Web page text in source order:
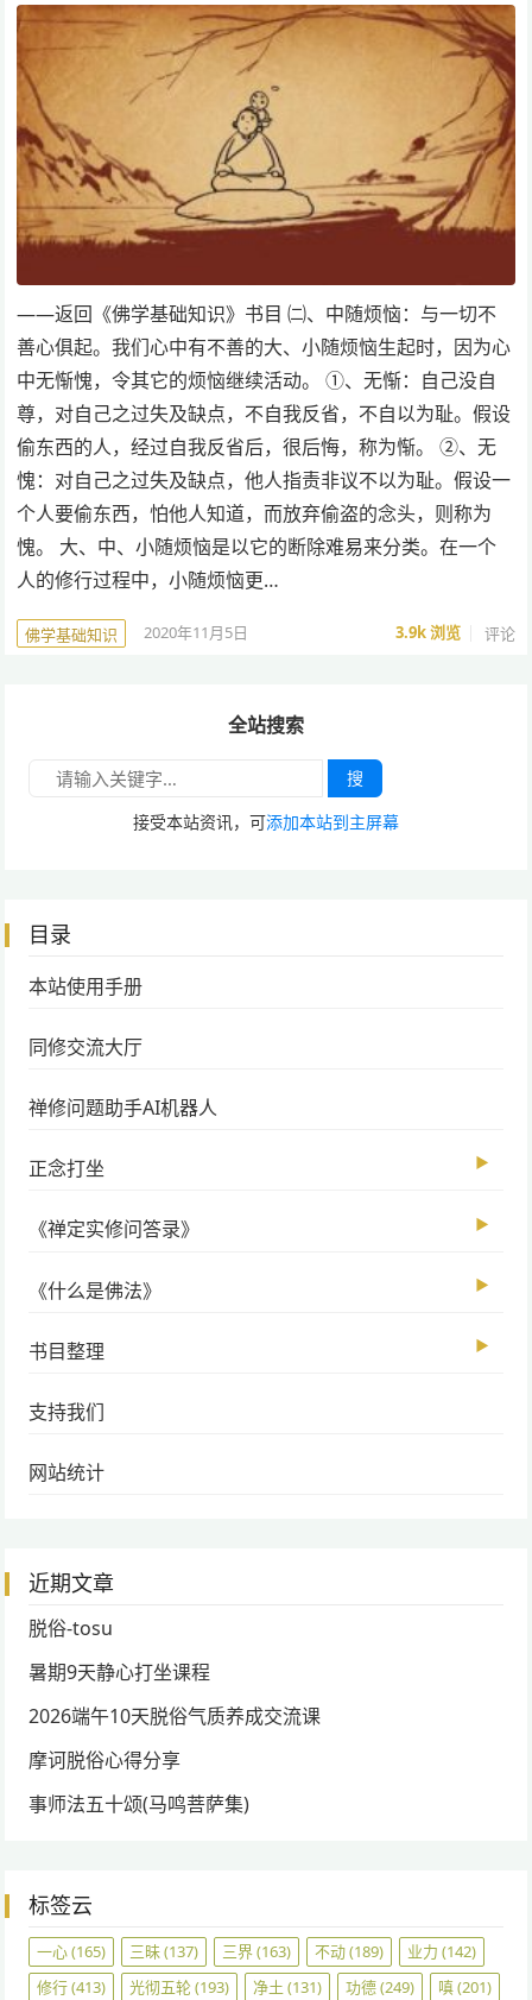
——返回《佛学基础知识》书目 ㈡、中随烦恼：与一切不
善心俱起。我们心中有不善的大、小随烦恼生起时，因为心
中无惭愧，令其它的烦恼继续活动。 ①、无惭：自己没自
尊，对自己之过失及缺点，不自我反省，不自以为耻。假设
偷东西的人，经过自我反省后，很后悔，称为惭。 ②、无
愧：对自己之过失及缺点，他人指责非议不以为耻。假设一
个人要偷东西，怕他人知道，而放弃偷盗的念头，则称为
愧。 大、中、小随烦恼是以它的断除难易来分类。在一个
人的修行过程中，小随烦恼更…
佛学基础知识 2020年11月5日 3.9k浏览 评论
全站搜索
搜
接受本站资讯，可添加本站到主屏幕
目录
本站使用手册
同修交流大厅
禅修问题助手AI机器人
正念打坐 ▶
《禅定实修问答录》 ▶
《什么是佛法》 ▶
书目整理 ▶
支持我们
网站统计
近期文章
脱俗-tosu
暑期9天静心打坐课程
2026端午10天脱俗气质养成交流课
摩诃脱俗心得分享
事师法五十颂(马鸣菩萨集)
标签云
一心(165) 三昧(137) 三界(163) 不动(189) 业力 (142)
修行(413) 光彻五轮(193) 净土 (131) 功德(249) 嗔(201)